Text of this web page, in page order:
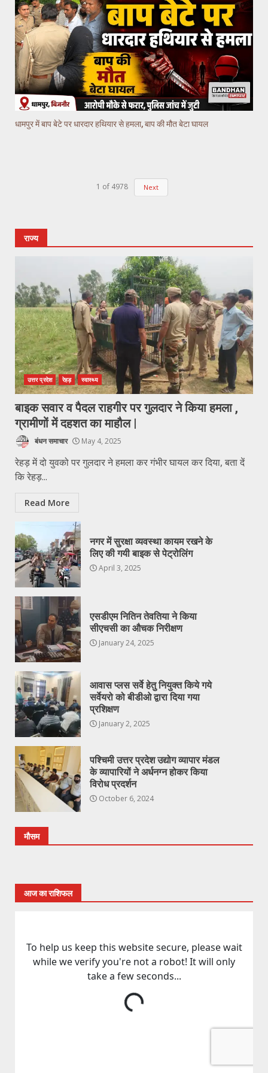
धामपुर में बाप बेटे पर धारदार हथियार से हमला, बाप की मौत बेटा घायल
1 of 4978 Next
राज्य
उत्तर प्रदेश रेहड़ स्वास्थ्य
बाइक सवार व पैदल राहगीर पर गुलदार ने किया हमला ,
ग्रामीणों में दहशत का माहौल |
बंधन समाचार May 4, 2025
रेहड़ में दो युवको पर गुलदार ने हमला कर गंभीर घायल कर दिया, बता दें
कि रेहड़...
Read More
नगर में सुरक्षा व्यवस्था कायम रखने के
लिए की गयी बाइक से पेट्रोलिंग
April 3, 2025
एसडीएम नितिन तेवतिया ने किया
सीएचसी का औचक निरीक्षण
January 24, 2025
आवास प्लस सर्वे हेतु नियुक्त किये गये
सर्वेयरो को बीडीओ द्वारा दिया गया
प्रशिक्षण
January 2, 2025
पश्चिमी उत्तर प्रदेश उद्योग व्यापार मंडल
के व्यापारियों ने अर्धनग्न होकर किया
विरोध प्रदर्शन
October 6, 2024
मौसम
आज का राशिफल